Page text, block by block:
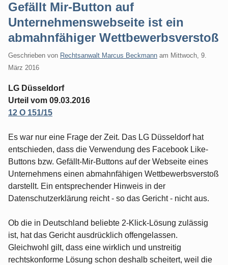
Gefällt Mir-Button auf
Unternehmenswebseite ist ein
abmahnfähiger Wettbewerbsverstoß
Geschrieben von Rechtsanwalt Marcus Beckmann am Mittwoch, 9.
März 2016
LG Düsseldorf
Urteil vom 09.03.2016
12 O 151/15
Es war nur eine Frage der Zeit. Das LG Düsseldorf hat
entschieden, dass die Verwendung des Facebook Like-
Buttons bzw. Gefällt-Mir-Buttons auf der Webseite eines
Unternehmens einen abmahnfähigen Wettbewerbsverstoß
darstellt. Ein entsprechender Hinweis in der
Datenschutzerklärung reicht - so das Gericht - nicht aus.
Ob die in Deutschland beliebte 2-Klick-Lösung zulässig
ist, hat das Gericht ausdrücklich offengelassen.
Gleichwohl gilt, dass eine wirklich und unstreitig
rechtskonforme Lösung schon deshalb scheitert, weil die